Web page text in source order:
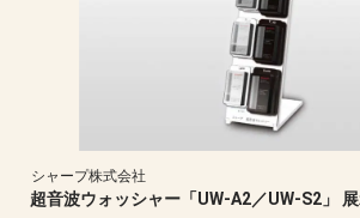
シャープ株式会社
超音波ウォッシャー「UW-A2／UW-S2」